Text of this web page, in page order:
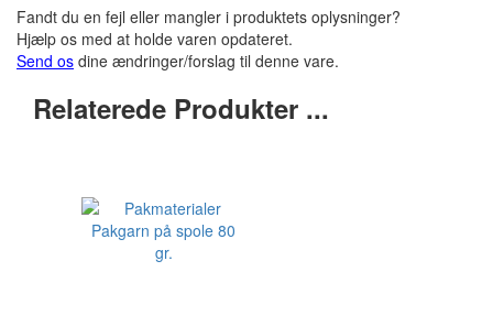
Fandt du en fejl eller mangler i produktets oplysninger?
Hjælp os med at holde varen opdateret.
Send os dine ændringer/forslag til denne vare.
Relaterede Produkter ...